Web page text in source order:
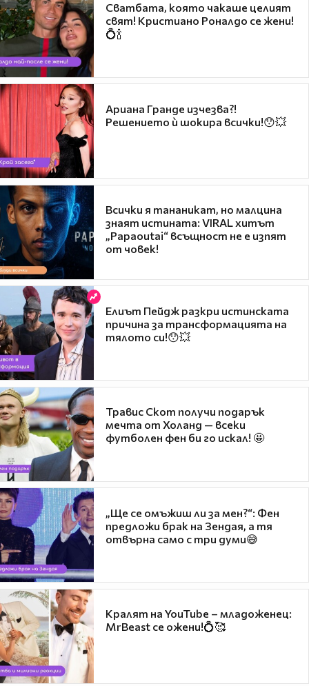
Сватбата, която чакаше целият
свят! Кристиано Роналдо се жени!
💍🍾
Ариана Гранде изчезва?!
Решението ѝ шокира всички!😯💥
Всички я тананикат, но малцина
знаят истината: VIRAL хитът
„Papaoutai“ всъщност не е изпят
от човек!
Елиът Пейдж разкри истинската
причина за трансформацията на
тялото си!😯💥
Травис Скот получи подарък
мечта от Холанд — всеки
футболен фен би го искал! 🤩
„Ще се омъжиш ли за мен?“: Фен
предложи брак на Зендая, а тя
отвърна само с три думи😅
Кралят на YouTube – младоженец:
MrBeast се ожени!💍🥰